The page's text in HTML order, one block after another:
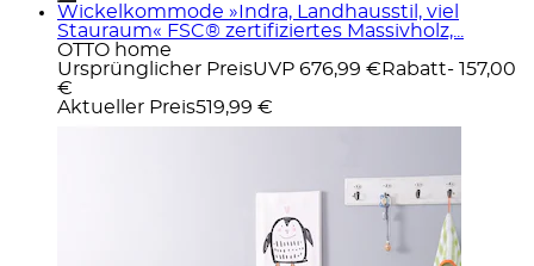
Wickelkommode »Indra, Landhausstil, viel
Stauraum« FSC® zertifiziertes Massivholz,...
OTTO home
Ursprünglicher PreisUVP 676,99 € Rabatt- 157,00
€
Aktueller Preis519,99 €